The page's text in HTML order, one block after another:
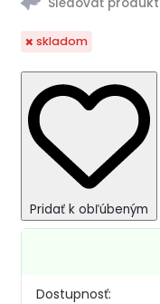
skladom
Pridať k obľúbeným
Dostupnosť: